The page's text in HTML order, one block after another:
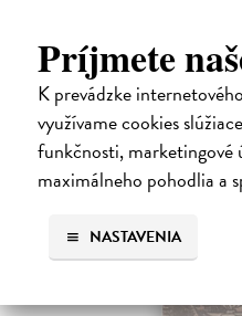
Príjmete
K prevádzke
využívame cookies
funkčnosti, marketingové
maximálneho pohodlia a
NASTAVENIA
dotlače
16,48 €
16,99 € ?